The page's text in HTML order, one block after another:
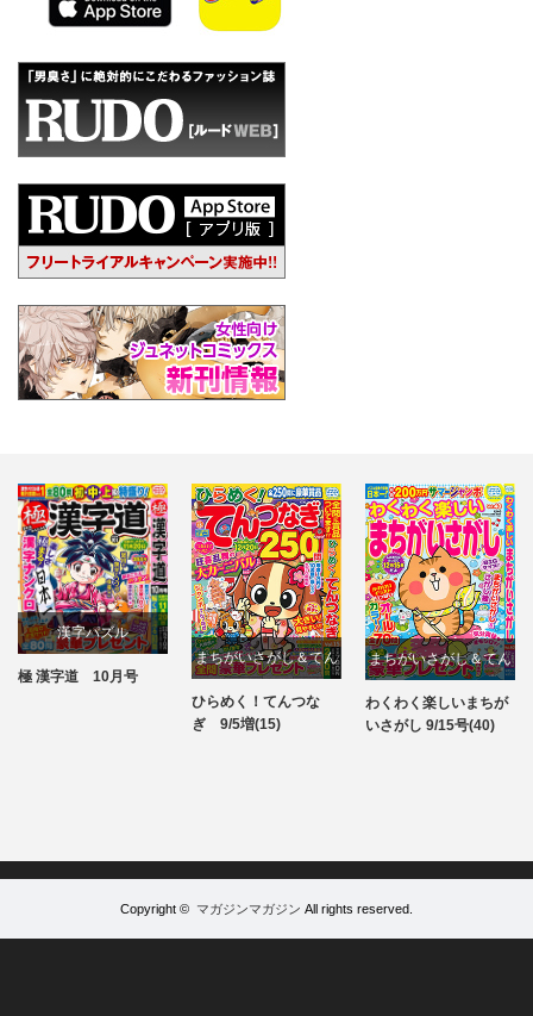
漢字パズル
パズル
字道 10月号
まちがいさがし＆てん
つなぎ
パズル
ひらめく！てんつな
ぎ 9/5増(15)
まちがいさがし＆てん
つなぎ
パズル
わくわく楽しいまちが
いさがし 9/15号(40)
絶品
(24)
Copyright © マガジンマガジン All rights reserved.